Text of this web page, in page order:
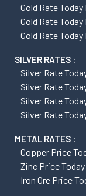
Gold Rate Today
Gold Rate Today
Gold Rate
SILVER RATES :
Silver Rate
Silver Rate
Silver Rate
Silver Rate
METAL RATES :
Copper Price
Zinc Price Today
Iron Ore Price